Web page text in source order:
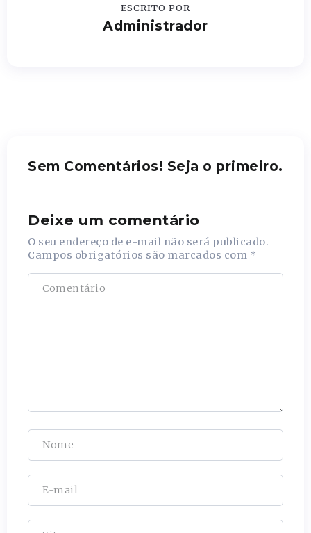
ESCRITO POR
Administrador
Sem Comentários! Seja o primeiro.
Deixe um comentário
O seu endereço de e-mail não será publicado.
Campos obrigatórios são marcados com *